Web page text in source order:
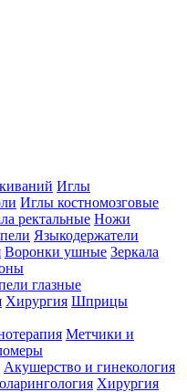
Иглы
Иглы костномозговые
ректальные Ножи
Языкодержатели
Воронки ушные Зеркала
глазные
Хирургия Шприцы
Метчики и
Акушерство и гинекология
Хирургия